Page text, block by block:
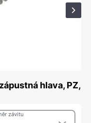
hlava, PZ,
závitu